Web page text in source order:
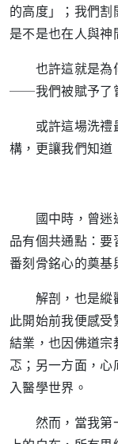
的高度」；我們割
是不是也在人與神
也許這就是為
──我們被賦予了
或許這場洗禮
構，更讓我們知道
國中時，曾迷
品有個共通點：
番刻骨銘心的奠基
解剖，也是縱
此開始前我便感
結業，也因佛道
忑；另一方面，
入醫學世界。
然而，當我第